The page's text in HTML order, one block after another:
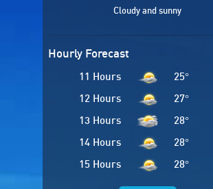
Cloudy and sunny
Hourly Forecast
11 Hours 25°
12 Hours
27°
13 Hours
28°
14 Hours
28°
15 Hours
28°